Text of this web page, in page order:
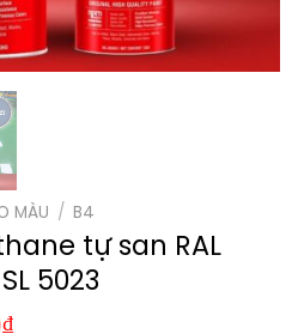
MÀU / B4
tự san RAL
5023
₫